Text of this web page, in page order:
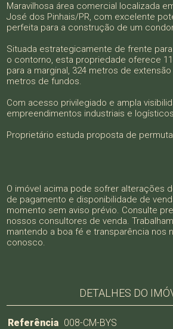
Maravilhosa área comercial localizada
José dos Pinhais/PR, com excelente
perfeita para a construção de um
Situada estrategicamente de frente para
o contorno, esta propriedade oferece
para a marginal, 324 metros de
metros de fundos.
Com acesso privilegiado e ampla
empreendimentos industriais e
Proprietário estuda proposta de
O imóvel acima pode sofrer alterações
de pagamento e disponibilidade de
momento sem aviso prévio. Consulte
nossos consultores de venda.
mantendo a boa fé e transparência nos
conosco.
DETALHES DO
Referência 008-CM-BYS